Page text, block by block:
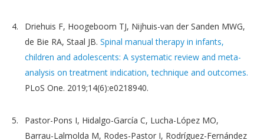
Driehuis F, Hoogeboom TJ, Nijhuis-van der Sanden MWG,
de Bie RA, Staal JB. Spinal manual therapy in infants,
children and adolescents: A systematic review and meta-
analysis on treatment indication, technique and outcomes.
PLoS One. 2019;14(6):e0218940.
Pastor-Pons I, Hidalgo-García C, Lucha-López MO,
Barrau-Lalmolda M, Rodes-Pastor I, Rodríguez-Fernández